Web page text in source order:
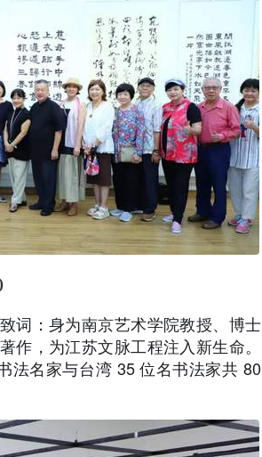
词：身为南京艺术学院教授、博士
作，为江苏文脉工程注入新生命。
法名家与台湾 35 位名书法家共 80